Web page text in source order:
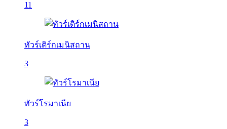
11
ทัวร์เติร์กเมนิสถาน
3
ทัวร์โรมาเนีย
3